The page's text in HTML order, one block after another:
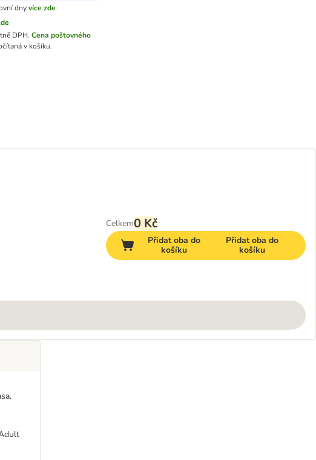
dnyvíce zde
DPH. Cena poštovného
v košíku.
Celkem0 Kč
Přidat oba do
košíku
Přidat oba do
košíku